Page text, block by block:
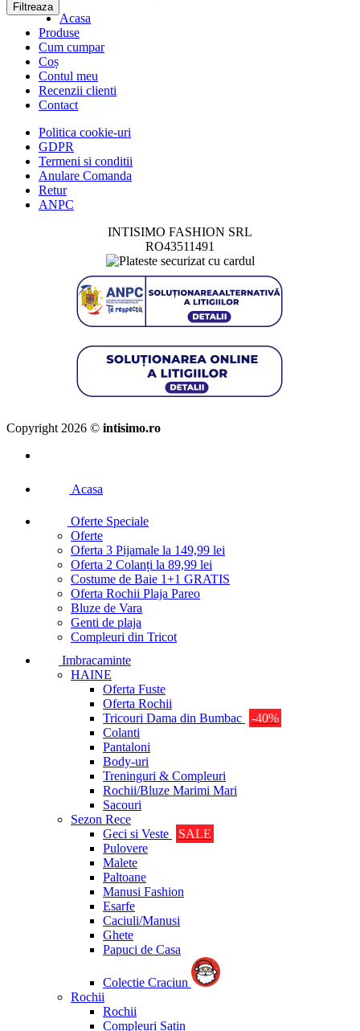
Filtreaza
Acasa
Produse
Cum cumpar
Coș
Contul meu
Recenzii clienti
Contact
Politica cookie-uri
GDPR
Termeni si conditii
Anulare Comanda
Retur
ANPC
INTISIMO FASHION SRL
RO43511491
Copyright 2026 © intisimo.ro
Acasa
Oferte Speciale
Oferte
Oferta 3 Pijamale la 149,99 lei
Oferta 2 Colanți la 89,99 lei
Costume de Baie 1+1 GRATIS
Oferta Rochii Plaja Pareo
Bluze de Vara
Genti de plaja
Compleuri din Tricot
Imbracaminte
HAINE
Oferta Fuste
Oferta Rochii
Tricouri Dama din Bumbac
-40%
Colanti
Pantaloni
Body-uri
Treninguri & Compleuri
Rochii/Bluze Marimi Mari
Sacouri
Sezon Rece
Geci si Veste
SALE
Pulovere
Malete
Paltoane
Manusi Fashion
Esarfe
Caciuli/Manusi
Ghete
Papuci de Casa
Colectie Craciun
Rochii
Rochii
Compleuri Satin